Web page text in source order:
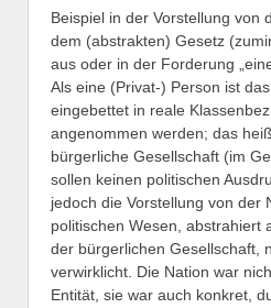
Beispiel in der Vorstellung von
dem (abstrakten) Gesetz
aus oder in der Forderung
Als eine (Privat-) Person ist
eingebettet in reale
angenommen werden; das
bürgerliche Gesellschaft (im
sollen keinen politischen
jedoch die Vorstellung von der
politischen Wesen, abstrahiert
der bürgerlichen Gesellschaft,
verwirklicht. Die Nation war
Entität, sie war auch konkret,